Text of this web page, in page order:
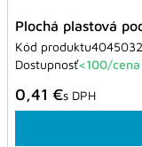
Plochá plastová
Kód produktu4045032
Dostupnosť<100/cena
0,41 €s DPH